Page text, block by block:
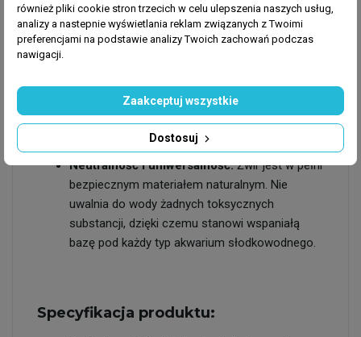
nieustannie poszukujących pokarmu na dnie
akwarium.
Idealne wsparcie dla flory:
Frakcja o wielkości
strefie korzeniowej, zapobiegając powstawaniu
niebezpiecznych stref beztlenowych, a
jednocześnie doskonale stabilizuje nowo
posadzone łodygi.
Neutralność i uniwersalność:Żwir jest w pełni
bezpiecznym materiałem naturalnym. Nie
uwalnia do wody żadnych toksycznych
substancji, dzięki czemu stanowi wspaniałą
bazę pod każdy typ akwarium słodkowodnego.
Specyfikacja produktu:
również pliki cookie stron trzecich w celu ulepszenia naszych usług,
analizy a nastepnie wyświetlania reklam związanych z Twoimi
preferencjami na podstawie analizy Twoich zachowań podczas
nawigacji.
Dostosuj
Zaakceptuj wszystkie